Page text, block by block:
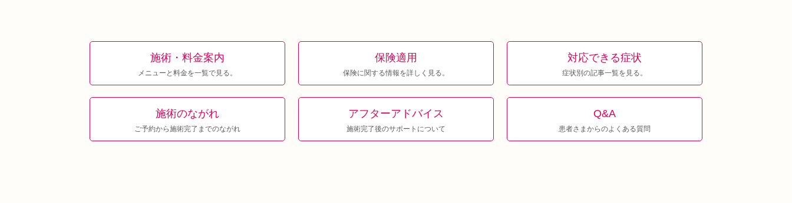
施術・料金案内
メニューと料金を一覧で見る。
保険適用
保険に関する情報を詳しく見る。
対応できる症状
症状別の記事一覧を見る。
施術のながれ
ご予約から施術完了までのながれ
アフターアドバイス
施術完了後のサポートについて
Q&A
患者さまからのよくある質問